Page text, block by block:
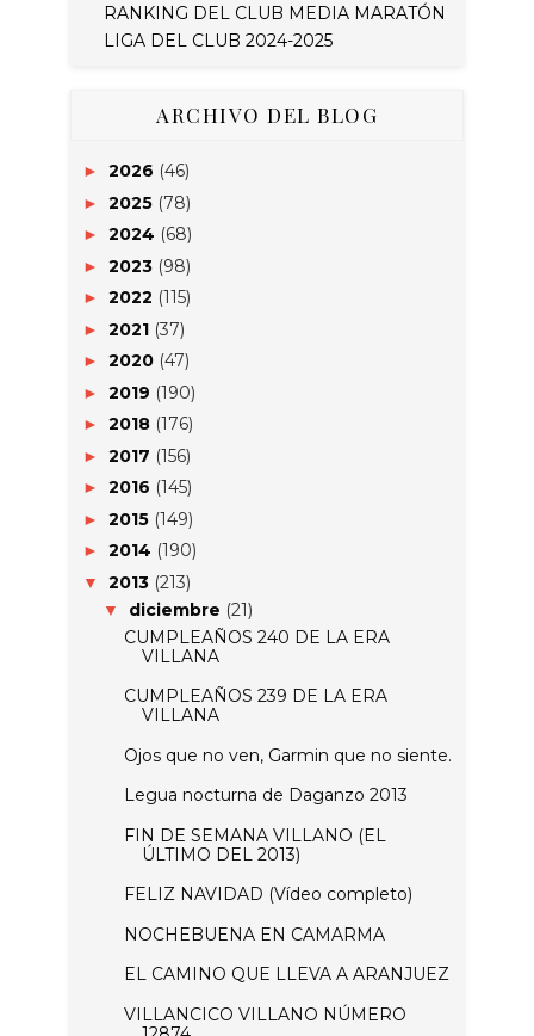
RANKING DEL CLUB MEDIA MARATÓN
LIGA DEL CLUB 2024-2025
ARCHIVO DEL BLOG
► 2026 (46)
► 2025 (78)
► 2024 (68)
► 2023 (98)
► 2022 (115)
► 2021 (37)
► 2020 (47)
► 2019 (190)
► 2018 (176)
► 2017 (156)
► 2016 (145)
► 2015 (149)
► 2014 (190)
▼ 2013 (213)
▼ diciembre (21)
CUMPLEAÑOS 240 DE LA ERA
VILLANA
CUMPLEAÑOS 239 DE LA ERA
VILLANA
Ojos que no ven, Garmin que no siente.
Legua nocturna de Daganzo 2013
FIN DE SEMANA VILLANO (EL
ÚLTIMO DEL 2013)
FELIZ NAVIDAD (Vídeo completo)
NOCHEBUENA EN CAMARMA
EL CAMINO QUE LLEVA A ARANJUEZ
VILLANCICO VILLANO NÚMERO